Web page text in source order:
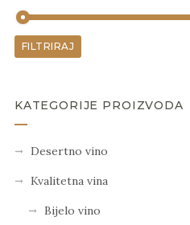
FILTRIRAJ
KATEGORIJE PROIZVODA
Desertno vino
Kvalitetna vina
Bijelo vino